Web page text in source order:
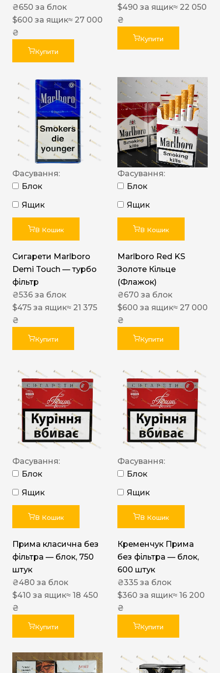
₴650 за блок
$600 за ящик≈ 27 000
₴
Купити
$490 за ящик≈ 22 050
₴
Купити
Фасування:
Блок
Ящик
В Кошик
Сигарети Marlboro
Demi Touch — турбо
фільтр
₴536 за блок
$475 за ящик≈ 21 375
₴
Купити
Фасування:
Блок
Ящик
В Кошик
Marlboro Red KS
Золоте Кільце
(Флажок)
₴670 за блок
$600 за ящик≈ 27 000
₴
Купити
Фасування:
Блок
Ящик
В Кошик
Прима класична без
фільтра — блок, 750
штук
₴480 за блок
$410 за ящик≈ 18 450
₴
Купити
Фасування:
Блок
Ящик
В Кошик
Кременчук Прима
без фільтра — блок,
600 штук
₴335 за блок
$360 за ящик≈ 16 200
₴
Купити